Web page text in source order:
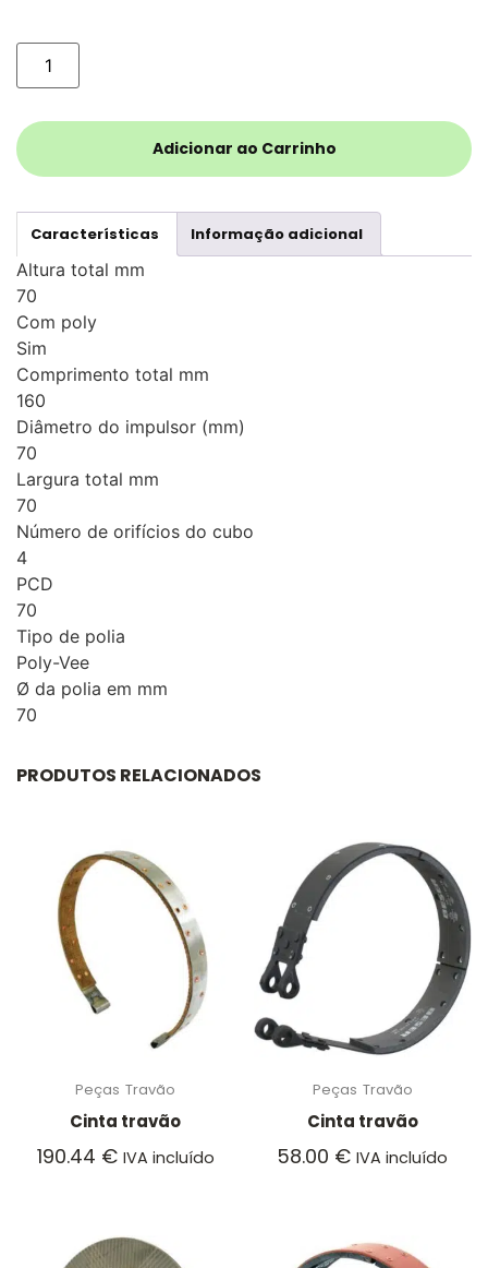
Adicionar ao Carrinho
Características Informação adicional
Altura total mm
70
Com poly
Sim
Comprimento total mm
160
Diâmetro do impulsor (mm)
70
Largura total mm
70
Número de orifícios do cubo
4
PCD
70
Tipo de polia
Poly-Vee
Ø da polia em mm
70
PRODUTOS RELACIONADOS
Peças Travão
Cinta travão
190.44 € IVA incluído
Peças Travão
Cinta travão
58.00 € IVA incluído